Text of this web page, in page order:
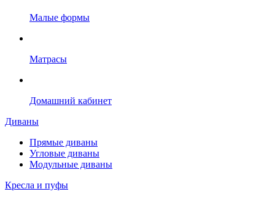
Малые формы
Матрасы
Домашний кабинет
Диваны
Прямые диваны
Угловые диваны
Модульные диваны
Кресла и пуфы